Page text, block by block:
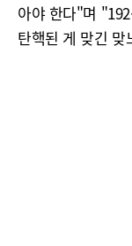
아야 한다"며
탄핵된 게 맞긴